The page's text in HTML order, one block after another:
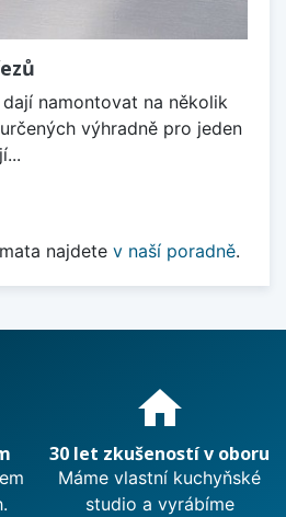
namontovat na několik
výhradně pro jeden
najdete v naší poradně.
home
30 let zkušeností v oboru
Máme vlastní kuchyňské
studio a vyrábíme